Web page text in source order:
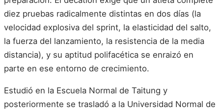
diez pruebas radicalmente distintas en dos días (la
velocidad explosiva del sprint, la elasticidad del salto,
la fuerza del lanzamiento, la resistencia de la media
distancia), y su aptitud polifacética se enraizó en
parte en ese entorno de crecimiento.
Estudió en la Escuela Normal de Taitung y
posteriormente se trasladó a la Universidad Normal de